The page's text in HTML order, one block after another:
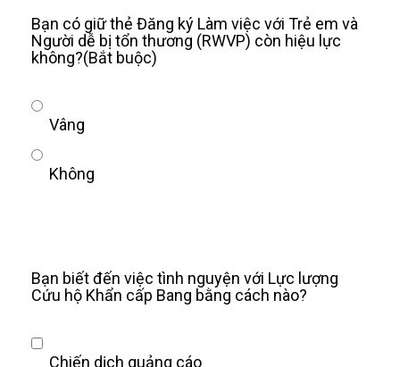
Bạn có giữ thẻ Đăng ký Làm việc với Trẻ em và
Người dễ bị tổn thương (RWVP) còn hiệu lực
không?(Bắt buộc)
Vâng
Không
Bạn biết đến việc tình nguyện với Lực lượng
Cứu hộ Khẩn cấp Bang bằng cách nào?
Chiến dịch quảng cáo